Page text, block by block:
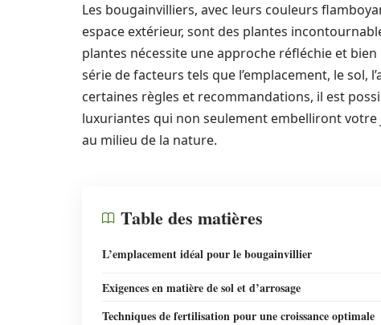
Les bougainvilliers, avec leurs couleurs
espace extérieur, sont des plantes
plantes nécessite une approche réfléchie et
série de facteurs tels que l’emplacement, le sol,
certaines règles et recommandations, il est
luxuriantes qui non seulement embelliront
au milieu de la nature.
Table des matières
L’emplacement idéal pour le bougainvillier
Exigences en matière de sol et d’arrosage
Techniques de fertilisation pour une croissance optimale